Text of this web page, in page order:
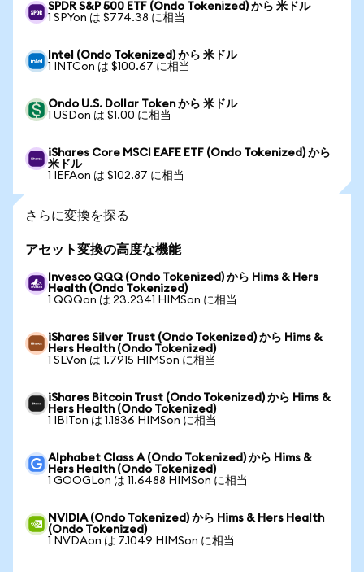
SPDR S&P 500 ETF (Ondo Tokenized) から 米ドル
1 SPYon は $774.38 に相当
Intel (Ondo Tokenized) から 米ドル
1 INTCon は $100.67 に相当
Ondo U.S. Dollar Token から 米ドル
1 USDon は $1.00 に相当
iShares Core MSCI EAFE ETF (Ondo Tokenized) から
米ドル
1 IEFAon は $102.87 に相当
さらに変換を探る
アセット変換の高度な機能
Invesco QQQ (Ondo Tokenized) から Hims & Hers
Health (Ondo Tokenized)
1 QQQon は 23.2341 HIMSon に相当
iShares Silver Trust (Ondo Tokenized) から Hims &
Hers Health (Ondo Tokenized)
1 SLVon は 1.7915 HIMSon に相当
iShares Bitcoin Trust (Ondo Tokenized) から Hims &
Hers Health (Ondo Tokenized)
1 IBITon は 1.1836 HIMSon に相当
Alphabet Class A (Ondo Tokenized) から Hims &
Hers Health (Ondo Tokenized)
1 GOOGLon は 11.6488 HIMSon に相当
NVIDIA (Ondo Tokenized) から Hims & Hers Health
(Ondo Tokenized)
1 NVDAon は 7.1049 HIMSon に相当